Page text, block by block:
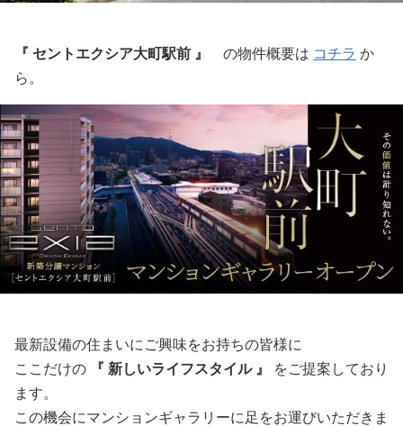
『 セントエクシア大町駅前 』 の物件概要は コチラ か
ら。
最新設備の住まいにご興味をお持ちの皆様に
ここだけの 『 新しいライフスタイル 』
をご提案しており
ます。
この機会にマンションギャラリーに足をお運びいただきま